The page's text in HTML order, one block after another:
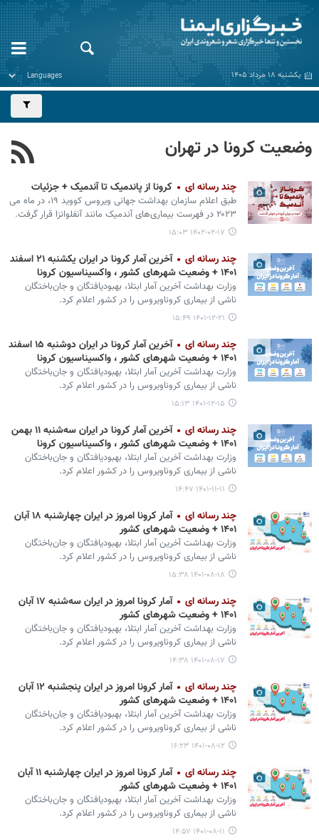
یکشنبه ۱۸ مرداد ۱۴۰۵
وضعیت کرونا در تهران
چند رسانه ای کرونا از پاندمیک تا آندمیک + جزئیات
طبق اعلام سازمان بهداشت جهانی ویروس کووید ۱۹، در ماه می
۲۰۲۳ در فهرست بیماری‌های آندمیک مانند آنفلوانزا قرار گرفت.
۱۴۰۲-۰۲-۱۷ ۱۵:۰۳
چند رسانه ای
آخرین آمار کرونا در ایران یکشنبه ۲۱ اسفند
۱۴۰۱ + وضعیت شهرهای کشور ، واکسیناسیون کرونا
وزارت بهداشت آخرین آمار ابتلا، بهبودیافتگان و جان‌باختگان
ناشی از بیماری کروناویروس را در کشور اعلام کرد.
۱۴۰۱-۱۲-۲۱ ۱۵:۴۹
چند رسانه ای
آخرین آمار کرونا در ایران دوشنبه ۱۵ اسفند
۱۴۰۱ + وضعیت شهرهای کشور ، واکسیناسیون کرونا
وزارت بهداشت آخرین آمار ابتلا، بهبودیافتگان و جان‌باختگان
ناشی از بیماری کروناویروس را در کشور اعلام کرد.
۱۴۰۱-۱۲-۱۵ ۱۵:۱۳
چند رسانه ای
آخرین آمار کرونا در ایران سه‌شنبه ۱۱ بهمن
۱۴۰۱ + وضعیت شهرهای کشور ، واکسیناسیون کرونا
وزارت بهداشت آخرین آمار ابتلا، بهبودیافتگان و جان‌باختگان
ناشی از بیماری کروناویروس را در کشور اعلام کرد.
۱۴۰۱-۱۱-۱۱ ۱۴:۴۷
چند رسانه ای
آمار کرونا امروز در ایران چهارشنبه ۱۸ آبان
۱۴۰۱ + وضعیت شهرهای کشور
وزارت بهداشت آخرین آمار ابتلا، بهبودیافتگان و جان‌باختگان
ناشی از بیماری کروناویروس را در کشور اعلام کرد.
۱۴۰۱-۰۸-۱۸ ۱۵:۳۸
چند رسانه ای
آمار کرونا امروز در ایران سه‌‎شنبه ۱۷ آبان
۱۴۰۱ + وضعیت شهرهای کشور
وزارت بهداشت آخرین آمار ابتلا، بهبودیافتگان و جان‌باختگان
ناشی از بیماری کروناویروس را در کشور اعلام کرد.
۱۴۰۱-۰۸-۱۷ ۱۴:۳۸
چند رسانه ای
آمار کرونا امروز در ایران پنجشنبه ۱۲ آبان
۱۴۰۱ + وضعیت شهرهای کشور
وزارت بهداشت آخرین آمار ابتلا، بهبودیافتگان و جان‌باختگان
ناشی از بیماری کروناویروس را در کشور اعلام کرد.
۱۴۰۱-۰۸-۱۲ ۱۶:۲۳
چند رسانه ای
آمار کرونا امروز در ایران چهارشنبه ۱۱ آبان
۱۴۰۱ + وضعیت شهرهای کشور
وزارت بهداشت آخرین آمار ابتلا، بهبودیافتگان و جان‌باختگان
ناشی از بیماری کروناویروس را در کشور اعلام کرد.
۱۴۰۱-۰۸-۱۱ ۱۴:۵۷